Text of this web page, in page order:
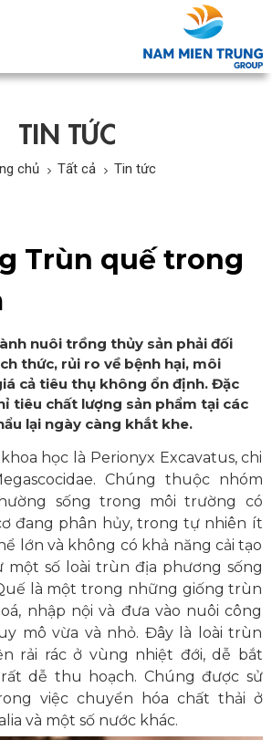
TIN TỨC
chủ Tất cả Tin tức
Trùn quế trong
nuôi trồng thủy sản phải đối
thức, rủi ro về bệnh hại, môi
cả tiêu thụ không ổn định. Đặc
tiêu chất lượng sản phẩm tại các
lại ngày càng khắt khe.
học là Perionyx Excavatus, chi
Chúng thuộc nhóm
sống trong môi trường có
đang phân hủy, trong tự nhiên ít
lớn và không có khả năng cải tạo
số loài trùn địa phương sống
là một trong những giống trùn
nhập nội và đưa vào nuôi công
mô vừa và nhỏ. Đây là loài trùn
rải rác ở vùng nhiệt đới, dễ bắt
dễ thu hoạch. Chúng được sử
việc chuyển hóa chất thải ở
và một số nước khác.